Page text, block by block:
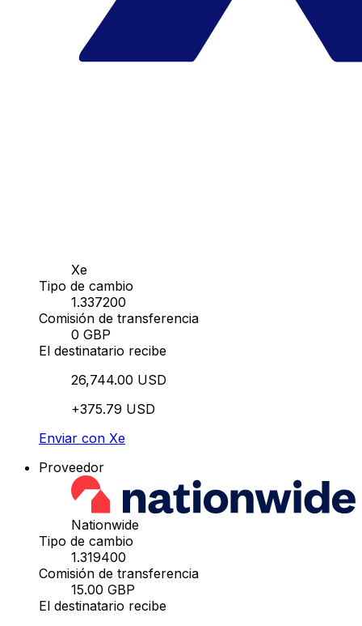
Xe
Tipo de cambio
1.337200
Comisión de transferencia
0 GBP
El destinatario recibe
26,744.00 USD
+375.79 USD
Enviar con Xe
Proveedor
Nationwide
Tipo de cambio
1.319400
Comisión de transferencia
15.00 GBP
El destinatario recibe